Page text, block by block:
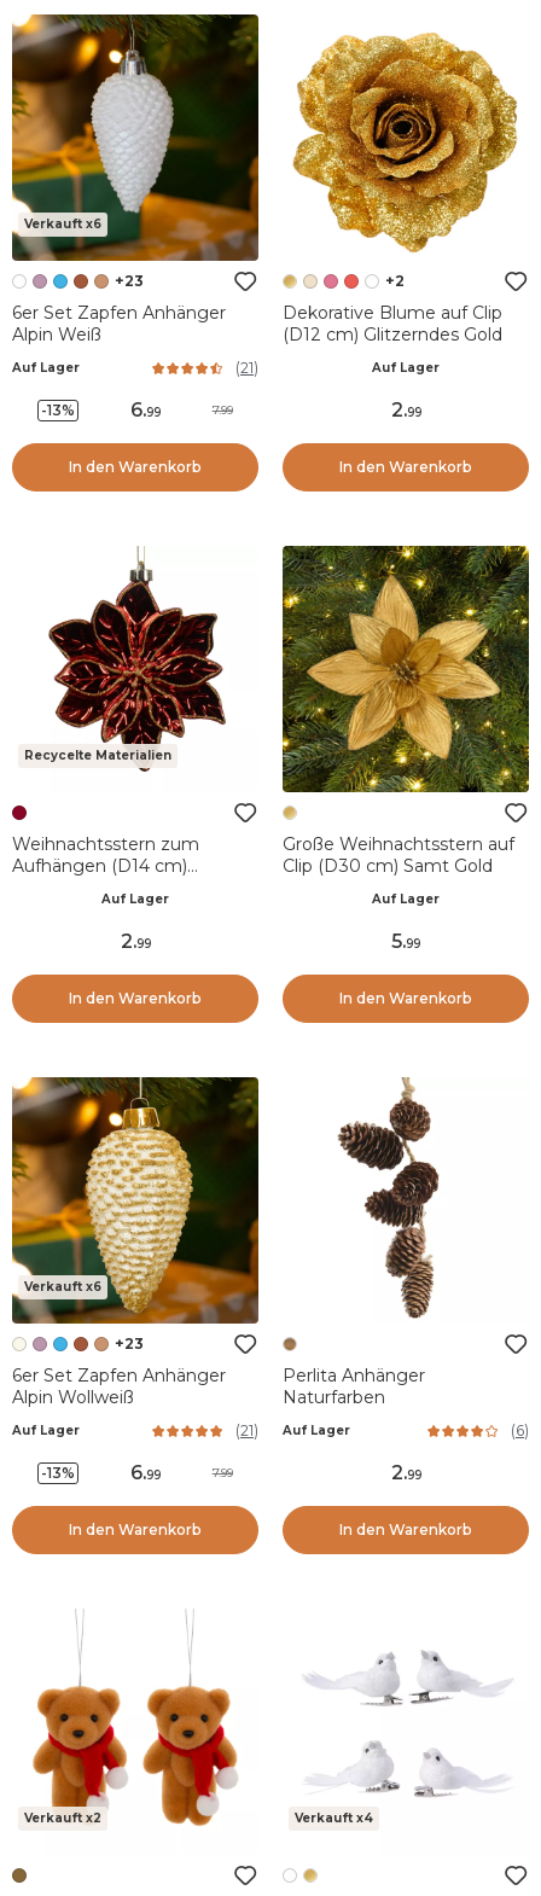
Verkauft x6
+23
6er Set Zapfen Anhänger
Alpin Weiß
Auf Lager (21)
-13% 6.99 7.99
In den Warenkorb
+2
Dekorative Blume auf Clip
(D12 cm) Glitzerndes Gold
Auf Lager
2.99
In den Warenkorb
Recycelte Materialien
Weihnachtsstern zum
Aufhängen (D14 cm)
glänzendes Bordeauxrot
Auf Lager
2.99
In den Warenkorb
Große Weihnachtsstern auf
Clip (D30 cm) Samt Gold
Auf Lager
5.99
In den Warenkorb
Verkauft x6
+23
6er Set Zapfen Anhänger
Alpin Wollweiß
Auf Lager (21)
-13% 6.99 7.99
In den Warenkorb
Perlita Anhänger
Naturfarben
Auf Lager (6)
2.99
In den Warenkorb
Verkauft x2 Verkauft x4